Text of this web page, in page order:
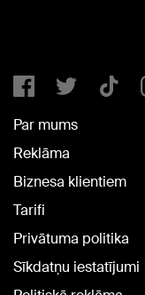
Par mums
Reklāma
Biznesa klientiem
Tarifi
Privātuma politika
Sīkdatņu iestatījumi